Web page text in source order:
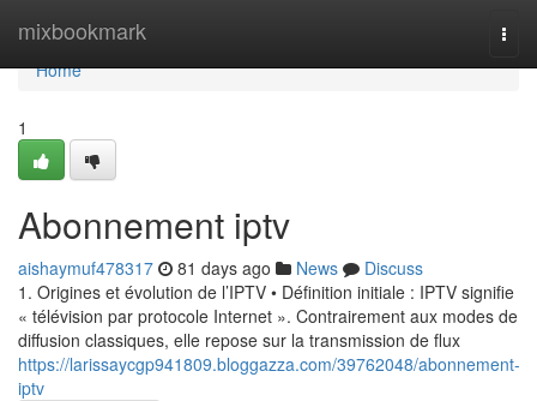
mixbookmark
Home
Home
1
Abonnement iptv
aishaymuf478317 81 days ago News
Discuss
1. Origines et évolution de l’IPTV • Définition initiale : IPTV signifie
« télévision par protocole Internet ». Contrairement aux modes de
diffusion classiques, elle repose sur la transmission de flux
https://larissaycgp941809.bloggazza.com/39762048/abonnement-
iptv